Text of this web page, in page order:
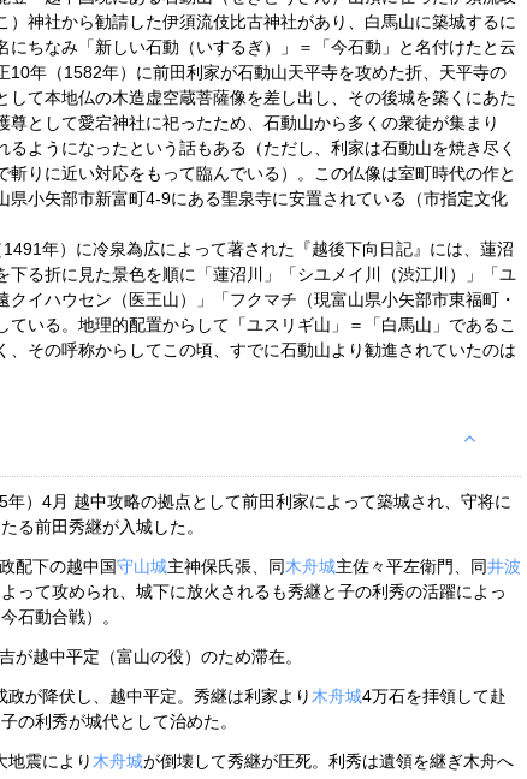
）神社から勧請した伊須流伎比古神社があり、白馬山に築城するに
にちなみ「新しい石動（いするぎ）」＝「今石動」と名付けたと云
10年（1582年）に前田利家が石動山天平寺を攻めた折、天平寺の
して本地仏の木造虚空蔵菩薩像を差し出し、その後城を築くにあた
尊として愛宕神社に祀ったため、石動山から多くの衆徒が集まり
るようになったという話もある（ただし、利家は石動山を焼き尽く
斬りに近い対応をもって臨んでいる）。この仏像は室町時代の作と
県小矢部市新富町4-9にある聖泉寺に安置されている（市指定文化
年）に冷泉為広によって著された『越後下向日記』には、蓮沼
下る折に見た景色を順に「蓮沼川」「シユメイ川（渋江川）」「ユ
クイハウセン（医王山）」「フクマチ（現富山県小矢部市東福町・
ている。地理的配置からして「ユスリギ山」＝「白馬山」であるこ
、その呼称からしてこの頃、すでに石動山より勧進されていたのは
年）4月 越中攻略の拠点として前田利家によって築城され、守将に
る前田秀継が入城した。
配下の越中国守山城主神保氏張、同木舟城主佐々平左衛門、同井波
って攻められ、城下に放火されるも秀継と子の利秀の活躍によっ
石動合戦）。
が越中平定（富山の役）のため滞在。
政が降伏し、越中平定。秀継は利家より 木舟城4万石を拝領して赴
の利秀が城代として治めた。
地震により 木舟城が倒壊して秀継が圧死。利秀は遺領を継ぎ木舟へ